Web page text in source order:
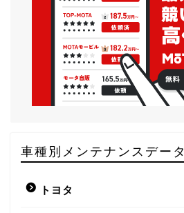
車種別メンテナンスデータ
トヨタ